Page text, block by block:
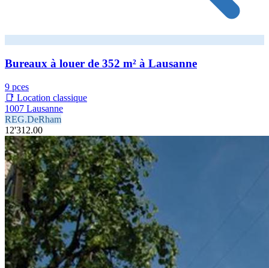
Bureaux à louer de 352 m² à Lausanne
9 pces
📑 Location classique
1007 Lausanne
REG.DeRham
12'312.00